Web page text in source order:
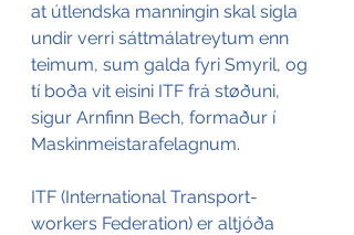
at útlendska manningin skal sigla
undir verri sáttmálatreytum enn
teimum, sum galda fyri Smyril, og
tí boða vit eisini ITF frá støðuni,
sigur Arnfinn Bech, formaður í
Maskinmeistarafelagnum.
ITF (International Transport-
workers Federation) er altjóða